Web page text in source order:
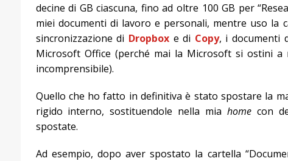
decine di GB ciascuna, fino ad oltre 100 GB per
miei documenti di lavoro e personali, mentre uso la
sincronizzazione di Dropboxe di Copy, i documenti
Microsoft Office (perché mai la Microsoft si ostini
incomprensibile).
Quello che ho fatto in definitiva è stato spostare la
rigido interno, sostituendole nella miahome con
spostate.
Ad esempio, dopo aver spostato la cartella